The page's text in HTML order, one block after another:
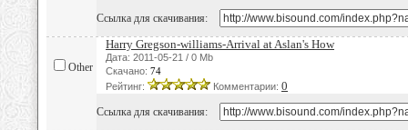
Ссылка для скачивания:
Other
Harry Gregson-williams-Arrival at Aslan's How
Дата: 2011-05-21 / 0 Mb
Скачано: 74
Рейтинг:
Комментарии: 0
Ссылка для скачивания: